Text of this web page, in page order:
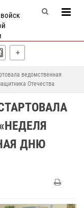
ведомственная
Отечества
ДНЮ